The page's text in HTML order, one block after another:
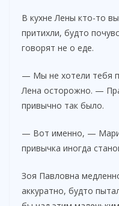
В кухне Лены кто-то
притихли, будто
говорят не о еде.
— Мы не хотели тебя
Лена осторожно. —
привычно так было.
— Вот именно, —
привычка иногда
Зоя Павловна
аккуратно, будто